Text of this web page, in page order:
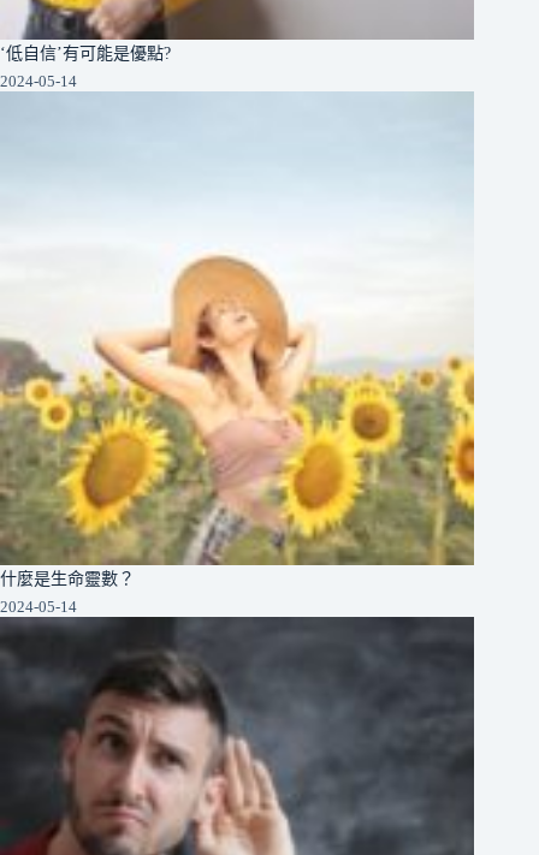
‘低自信’有可能是優點?
2024-05-14
什麼是生命靈數？
2024-05-14